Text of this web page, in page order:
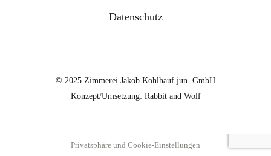
Datenschutz
© 2025 Zimmerei Jakob Kohlhauf jun. GmbH
Konzept/Umsetzung: Rabbit and Wolf
Privatsphäre und Cookie-Einstellungen